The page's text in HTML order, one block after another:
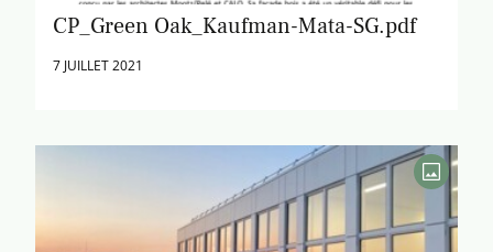
CP_Green Oak_Kaufman-Mata-SG.pdf
7 JUILLET 2021